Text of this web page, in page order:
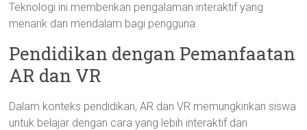
Teknologi ini memberikan pengalaman interaktif yang
menarik dan mendalam bagi pengguna.
Pendidikan dengan Pemanfaatan
AR dan VR
Dalam konteks pendidikan, AR dan VR memungkinkan siswa
untuk belajar dengan cara yang lebih interaktif dan